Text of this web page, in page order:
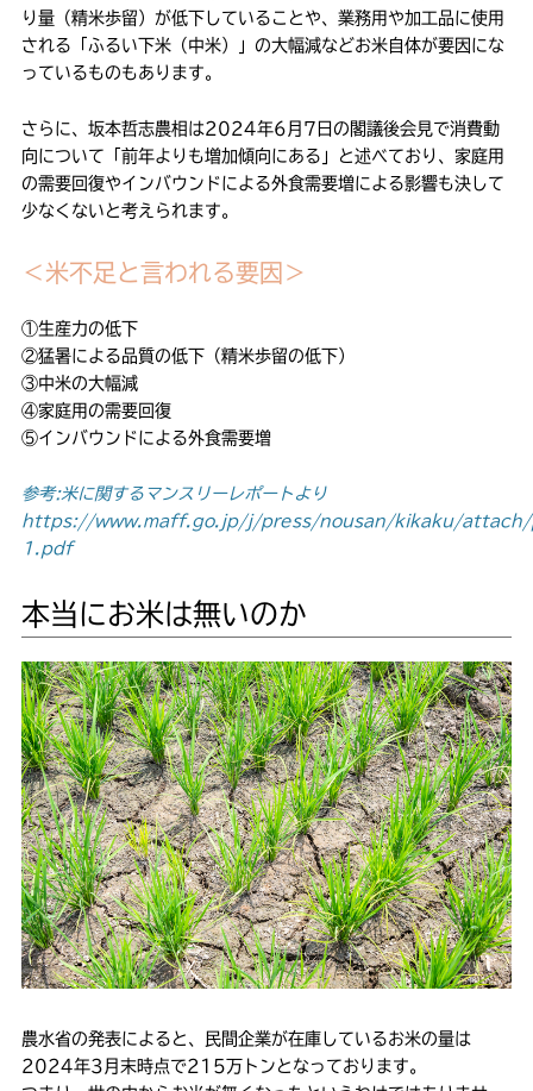
り量（精米歩留）が低下していることや、業務用や加工品に使用
される「ふるい下米（中米）」の大幅減などお米自体が要因にな
っているものもあります。
さらに、坂本哲志農相は2024年6月7日の閣議後会見で消費動
向について「前年よりも増加傾向にある」と述べており、家庭用
の需要回復やインバウンドによる外食需要増による影響も決して
少なくないと考えられます。
＜米不足と言われる要因＞
①生産力の低下
②猛暑による品質の低下（精米歩留の低下）
③中米の大幅減
④家庭用の需要回復
⑤インバウンドによる外食需要増
参考:米に関するマンスリーレポートより
https://www.maff.go.jp/j/press/nousan/kikaku/
1.pdf
本当にお米は無いのか
農水省の発表によると、民間企業が在庫しているお米の量は
2024年3月末時点で215万トンとなっております。